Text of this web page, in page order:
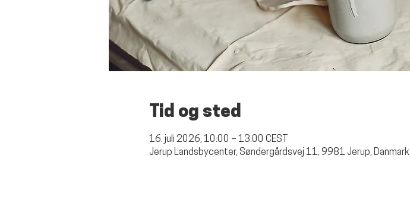
Tid og sted
16. juli 2026, 10:00 – 13:00 CEST
Jerup Landsbycenter, Søndergårdsvej 11, 9981 Jerup, Danmark